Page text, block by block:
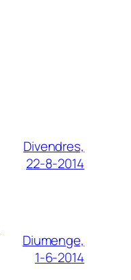
Divendres,
22-8-2014
Diumenge,
1-6-2014